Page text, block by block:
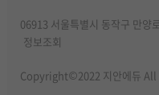
06913 서울특별시 동작구 만양
정보조회
Copyright©2022 지안에듀